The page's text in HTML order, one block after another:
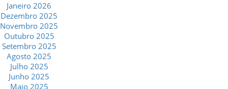
Janeiro 2026
Dezembro 2025
Novembro 2025
Outubro 2025
Setembro 2025
Agosto 2025
Julho 2025
Junho 2025
Maio 2025